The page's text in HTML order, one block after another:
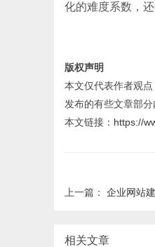
化的难度系数，
版权声明
本文仅代表作者观点
发布的有些文章部
本文链接： https://
上一篇： 企业网站
相关文章